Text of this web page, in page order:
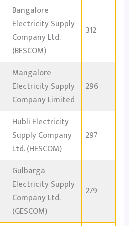
Bangalore
Electricity Supply
Company Ltd.
(BESCOM)
312
Mangalore
Electricity Supply
Company Limited
296
Hubli Electricity
Supply Company
Ltd. (HESCOM)
297
Gulbarga
Electricity Supply
Company Ltd.
(GESCOM)
279